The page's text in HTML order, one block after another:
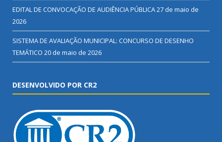
EDITAL DE CONVOCAÇÃO DE AUDIÊNCIA PÚBLICA27 de maio de
2026
SISTEMA DE AVALIAÇÃO MUNICIPAL: CONCURSO DE DESENHO
TEMÁTICO 20 de maio de 2026
DESENVOLVIDO POR CR2